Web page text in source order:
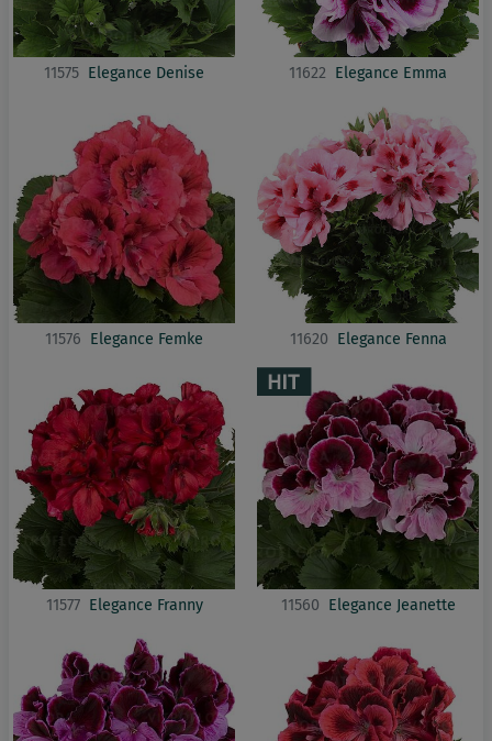
11575 Elegance Denise 11622 Elegance Emma
11576 Elegance Femke 11620 Elegance Fenna
11577 Elegance Franny 11560 Elegance Jeanette